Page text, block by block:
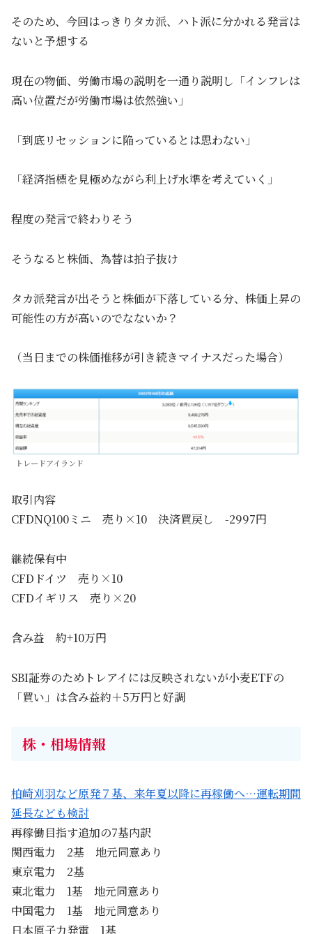
そのため、今回はっきりタカ派、ハト派に分かれる発言は
ないと予想する
現在の物価、労働市場の説明を一通り説明し「インフレは
高い位置だが労働市場は依然強い」
「到底リセッションに陥っているとは思わない」
「経済指標を見極めながら利上げ水準を考えていく」
程度の発言で終わりそう
そうなると株価、為替は拍子抜け
タカ派発言が出そうと株価が下落している分、株価上昇の
可能性の方が高いのでなないか？
（当日までの株価推移が引き続きマイナスだった場合）
トレードアイランド
取引内容
CFDNQ100ミニ 売り×10 決済買戻し -2997円
継続保有中
CFDドイツ 売り×10
CFDイギリス 売り×20
含み益 約+10万円
SBI証券のためトレアイには反映されないが小麦ETFの
「買い」は含み益約＋5万円と好調
株・相場情報
柏崎刈羽など原発７基、来年夏以降に再稼働へ…運転期間
延長なども検討
再稼働目指す追加の7基内訳
関西電力 2基 地元同意あり
東京電力 2基
東北電力 1基 地元同意あり
中国電力 1基 地元同意あり
日本原子力発電 1基